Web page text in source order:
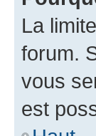
La
forum.
vous
est